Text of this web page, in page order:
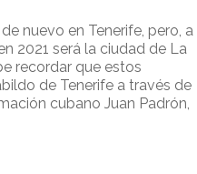
nuevo en Tenerife, pero, a
2021 será la ciudad de La
recordar que estos
de Tenerife a través de
cubano Juan Padrón,